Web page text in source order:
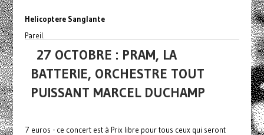
Helicoptere Sanglante
Pareil.
27 OCTOBRE : PRAM, LA
BATTERIE, ORCHESTRE TOUT
PUISSANT MARCEL DUCHAMP
7 euros - ce concert est à Prix libre pour tous ceux qui seront